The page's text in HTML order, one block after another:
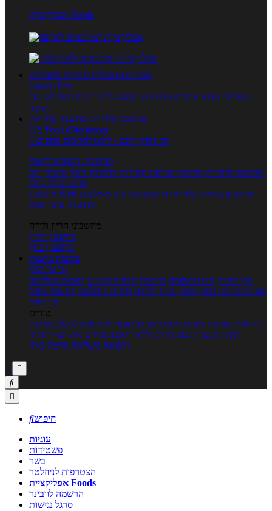
אפליקציית Foods
מוצרים ומאכלים מוצרים ומאכלים
מילון האוכל
תפריטי תזונה ערכים תזונתיים חיפוש ע"פ רכיבים מכילים הכי
הרבה
מחשבון קלוריות מחשבון קלוריות
מנוי FoodsDictionary
5 ימי ניסיון חינם - לחצו לפרטים נוספים
מחשבוני תזונה ובריאות
מחשבון קלוריות מחשבון שריפת קלוריות מחשבון דופק מטרה יחס
מותניים לירכיים
מחשבון BMI
מחשבון צריכת קלוריות מחשבון מינונים מומלצים
מחשבון אחוז שומן
מחשבוני הריון ולידה
מחשבון הריון
מחשבון ביוץ
כתבות כתבות
ערוצי תוכן
איך להכין בית ומשפחה בריאות מחלות ובעיות רפואה משלימה
ספורט וכושר גופני נשים, הריון ולידה טיפים והמלצות חדשות אוכל
ובריאות
טורים
בריאות בצלחת טעים ללא גלוטן טבעונות לבריאות לבשל כמו שף
תזונה לבטן רגועה מרזים ללא דיאטה מזיזים את הגוף הרזיה
ורפואה משלימה גורמה ביתי



חיפוש
עוגיות
פשטידות
בשר
הצטרפות לניוזלטר
אפליקציית Foods
הרשמה לוובינר
סרגל נגישות